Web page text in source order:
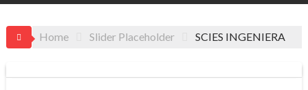
Home Slider Placeholder SCIES INGENIERA